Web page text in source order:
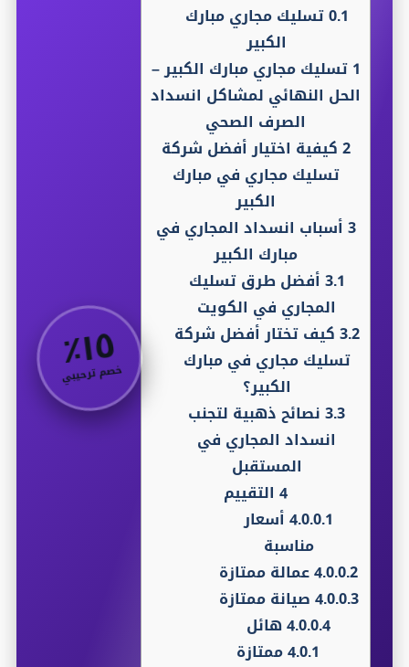
0.1تسليك مجاري مبارك
الكبير
1تسليك مجاري مبارك الكبير –
الحل النهائي لمشاكل انسداد
الصرف الصحي
2كيفية اختيار أفضل شركة
تسليك مجاري في مبارك
الكبير
3أسباب انسداد المجاري في
مبارك الكبير
3.1أفضل طرق تسليك
المجاري في الكويت
3.2كيف تختار أفضل شركة
تسليك مجاري في مبارك
الكبير؟
3.3نصائح ذهبية لتجنب
انسداد المجاري في
المستقبل
4التقييم
4.0.0.1أسعار
مناسبة
4.0.0.2عمالة ممتازة
4.0.0.3صيانة ممتازة
4.0.0.4هائل
4.0.1ممتازة
١٥
٪
خصم ترحيبي